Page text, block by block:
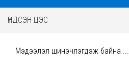
ҮНДСЭН ЦЭС
Мэдээлэл шинэчлэгдэж байна ...